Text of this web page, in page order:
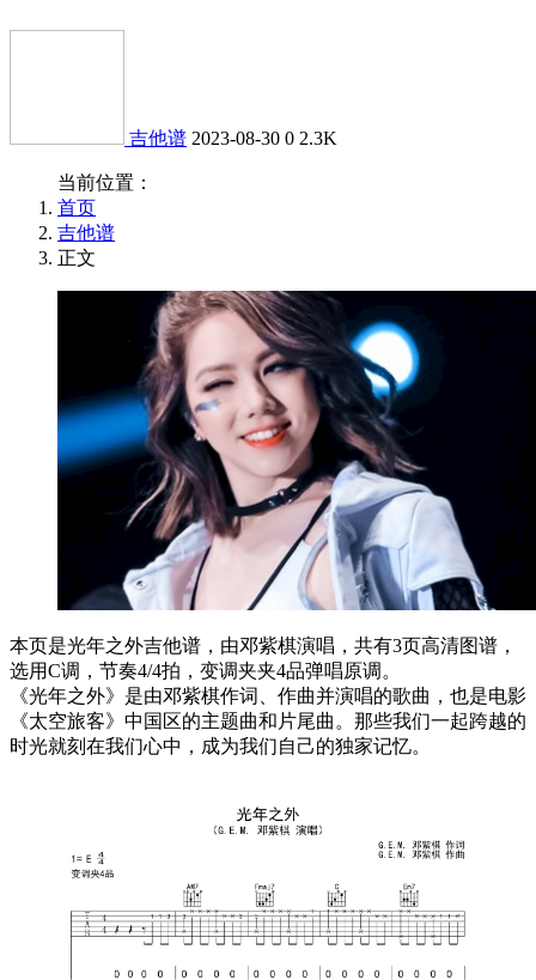
吉他谱 2023-08-30 0 2.3K
当前位置：
首页
吉他谱
正文
本页是光年之外吉他谱，由邓紫棋演唱，共有3页高清图谱，
选用C调，节奏4/4拍，变调夹夹4品弹唱原调。
《光年之外》是由邓紫棋作词、作曲并演唱的歌曲，也是电影
《太空旅客》中国区的主题曲和片尾曲。那些我们一起跨越的
时光就刻在我们心中，成为我们自己的独家记忆。